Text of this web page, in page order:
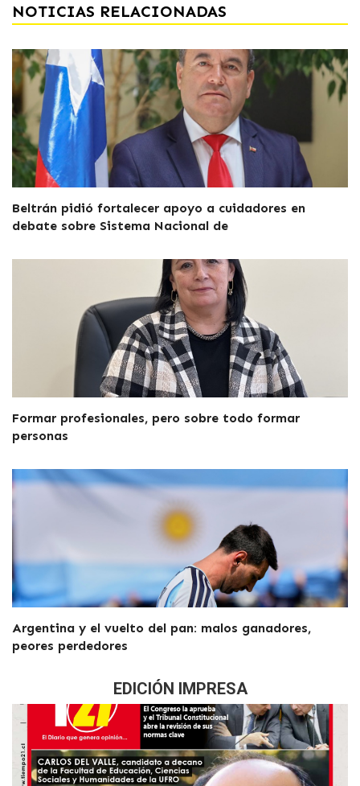
NOTICIAS RELACIONADAS
Beltrán pidió fortalecer apoyo a cuidadores en
debate sobre Sistema Nacional de
Formar profesionales, pero sobre todo formar
personas
Argentina y el vuelto del pan: malos ganadores,
peores perdedores
EDICIÓN IMPRESA